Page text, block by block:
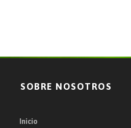
SOBRE NOSOTROS
Inicio